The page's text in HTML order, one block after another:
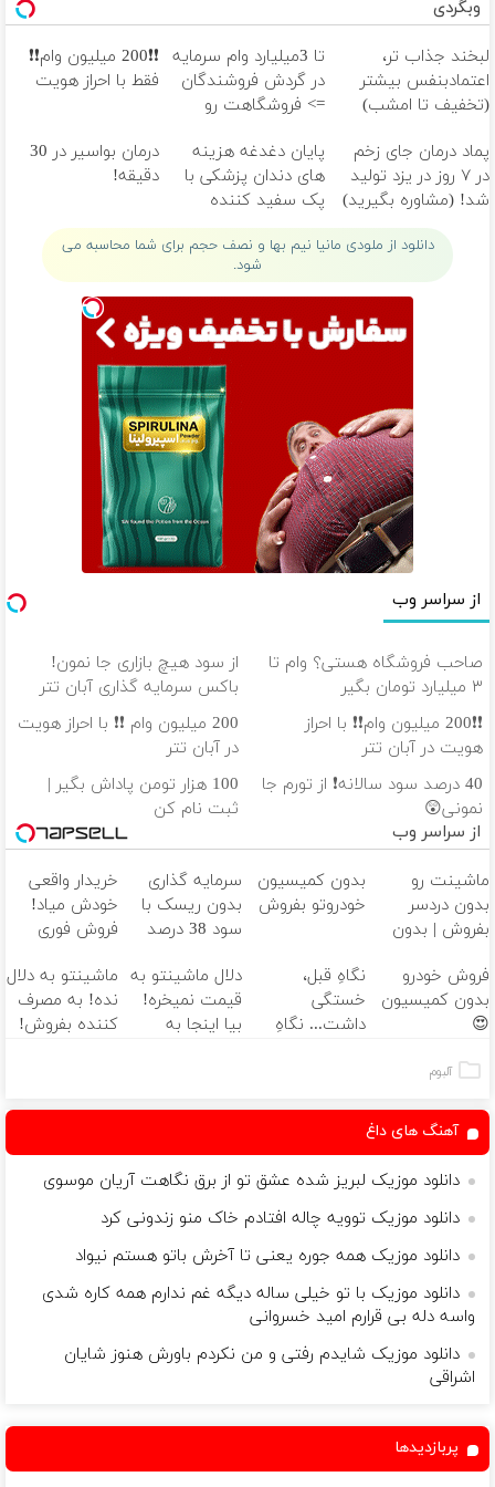
رفتنو نازت ماله ماست
وبگردی
لبخند جذاب تر،
اعتمادبنفس بیشتر
(تخفیف تا امشب)
تا 3میلیارد وام سرمایه
در گردش فروشندگان
=> فروشگاهت رو
❗❗200 میلیون وام❗❗
فقط با احراز هویت
پماد درمان جای زخم
در ۷ روز در یزد تولید
شد! (مشاوره بگیرید)
پایان دغدغه هزینه
های دندان پزشکی با
پک سفید کننده
خانگی
درمان بواسیر در 30
دقیقه!
دانلود از ملودی مانیا نیم بها و نصف حجم برای شما محاسبه می
شود.
از سراسر وب
صاحب فروشگاه هستی؟ وام تا
۳ میلیارد تومان بگیر
از سود هیچ بازاری جا نمون!
باکس سرمایه گذاری آبان تتر
❗❗200 میلیون وام❗❗ با احراز
هویت در آبان تتر
200 میلیون وام ❗❗ با احراز هویت
در آبان تتر
40 درصد سود سالانه❗ از تورم جا
نمونی😲
100 هزار تومن پاداش بگیر |
ثبت نام کن
از سراسر وب
ماشینت رو
بدون دردسر
بفروش | بدون
بدون کمیسیون
خودروتو بفروش
سرمایه گذاری
بدون ریسک با
سود 38 درصد
خریدار واقعی
خودش میاد!
فروش فوری
مکانیک
فروش خودرو
بدون کمیسیون
😍
نگاهِ قبل،
خستگی
داشت... نگاهِ
دلال ماشینتو به
قیمت نمیخره!
بیا اینجا به
ماشینتو به دلال
نده! به مصرف
کننده بفروش!
آلبوم
آهنگ های داغ
دانلود موزیک لبریز شده عشق تو از برق نگاهت آریان موسوی
دانلود موزیک توویه چاله افتادم خاک منو زندونی کرد
دانلود موزیک همه جوره یعنی تا آخرش باتو هستم نیواد
دانلود موزیک با تو خیلی ساله دیگه غم ندارم همه کاره شدی
واسه دله بی قرارم امید خسروانی
دانلود موزیک شایدم رفتی و من نکردم باورش هنوز شایان
اشراقی
پربازدیدها